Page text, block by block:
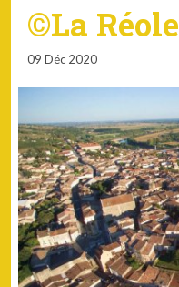
©La Réole
09 Déc 2020